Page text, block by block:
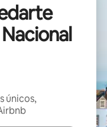
únicos,